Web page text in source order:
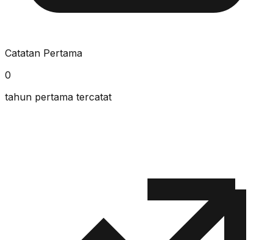
Catatan Pertama
0
tahun pertama tercatat